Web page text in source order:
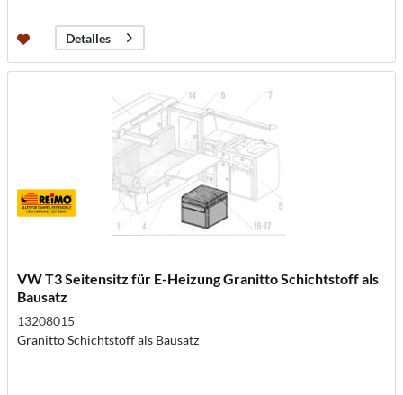
Detalles
VW T3 Seitensitz für E-Heizung Granitto Schichtstoff als
Bausatz
13208015
Granitto Schichtstoff als Bausatz